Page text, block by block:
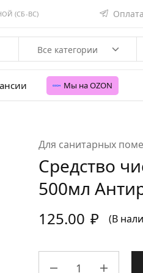
(СБ-ВС) Оплата
Все категории
Мы на OZON
Для санитарных
Средство
500мл
125.00 ₽ (В